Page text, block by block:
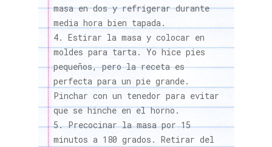
masa en dos y refrigerar durante
media hora bien tapada.
Estirar la masa y colocar en
moldes para tarta. Yo hice pies
pequeños, pero la receta es
perfecta para un pie grande.
Pinchar con un tenedor para evitar
que se hinche en el horno.
Precocinar la masa por 15
minutos a 180 grados. Retirar del